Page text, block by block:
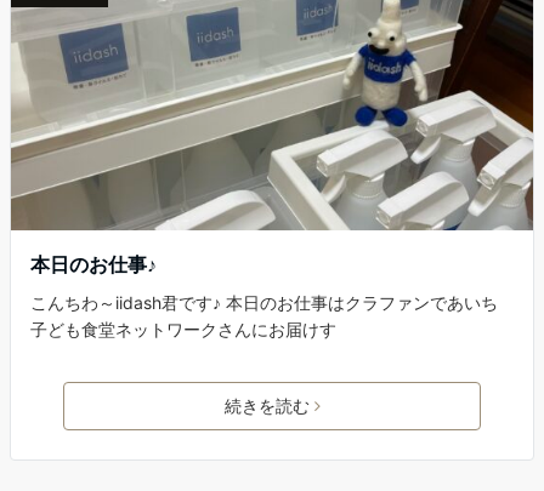
本日のお仕事♪
こんちわ～iidash君です♪ 本日のお仕事はクラファンであいち
子ども食堂ネットワークさんにお届けす
続きを読む